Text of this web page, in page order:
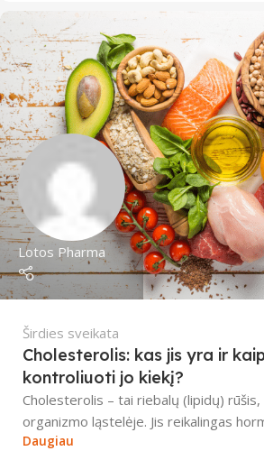
Lotos Pharma
Širdies sveikata
Cholesterolis: kas jis yra ir
kontroliuoti jo kiekį?
Cholesterolis – tai riebalų (lipidų)
organizmo ląstelėje. Jis reikalingas
Daugiau